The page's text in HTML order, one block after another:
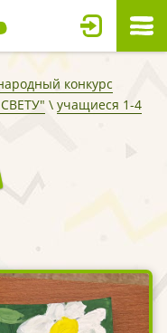
конкурс
\ учащиеся 1-4